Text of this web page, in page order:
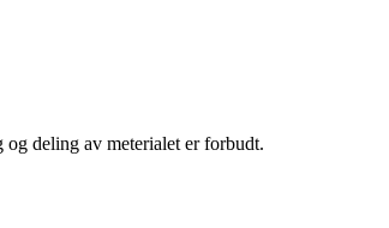
deling av meterialet er forbudt.